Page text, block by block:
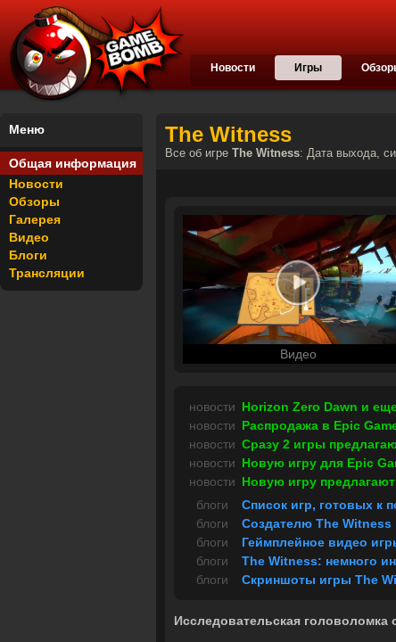
Новости Игры
Меню
Общая информация
Новости
Обзоры
Галерея
Видео
Блоги
Трансляции
The Witness
Все об игре The Witness: Дата выхода,
Видео
новости Horizon Zero Dawn и
новости Распродажа в Epic
новости Сразу 2 игры
новости Новую игру для Epic
новости Новую игру
блоги
Список игр, готовых к
блоги
Создателю The Witness
блоги
Геймплейное видео
блоги
The Witness: немного
блоги
Скриншоты игры The
Исследовательская головоломка